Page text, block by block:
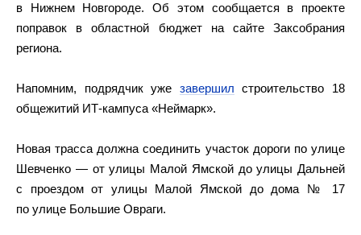
в Нижнем Новгороде. Об этом сообщается в проекте
поправок в областной бюджет на сайте Заксобрания
региона.
Напомним, подрядчик уже завершил строительство 18
общежитий ИТ-кампуса «Неймарк».
Новая трасса должна соединить участок дороги по улице
Шевченко — от улицы Малой Ямской до улицы Дальней
с проездом от улицы Малой Ямской до дома № 17
по улице Большие Овраги.